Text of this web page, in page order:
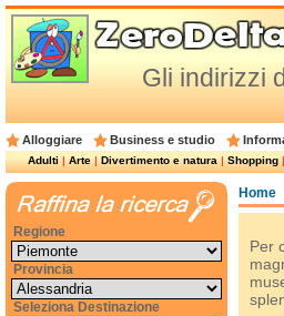
Gli indirizzi
Alloggiare Business e studio
Adulti|Arte|Divertimento e natura|Shopping|
Home
Per
Regione
Provincia
Seleziona Destinazione